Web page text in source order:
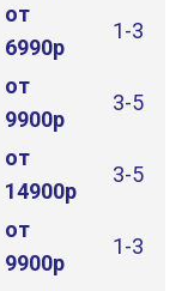
от
6990р
1-3
от
9900р
3-5
от
14900р
3-5
от
9900р
1-3